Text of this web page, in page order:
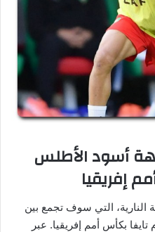
أسود الأطلس
إفريقيا
التي سوف تجمع بين
تايفا بكأس أمم إفريقيا. عبر